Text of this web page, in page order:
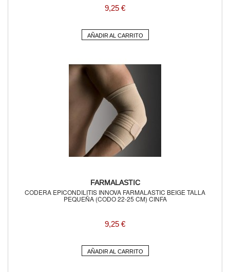
9,25 €
AÑADIR AL CARRITO
FARMALASTIC
CODERA EPICONDILITIS INNOVA FARMALASTIC BEIGE TALLA
PEQUEÑA (CODO 22-25 CM) CINFA
9,25 €
AÑADIR AL CARRITO